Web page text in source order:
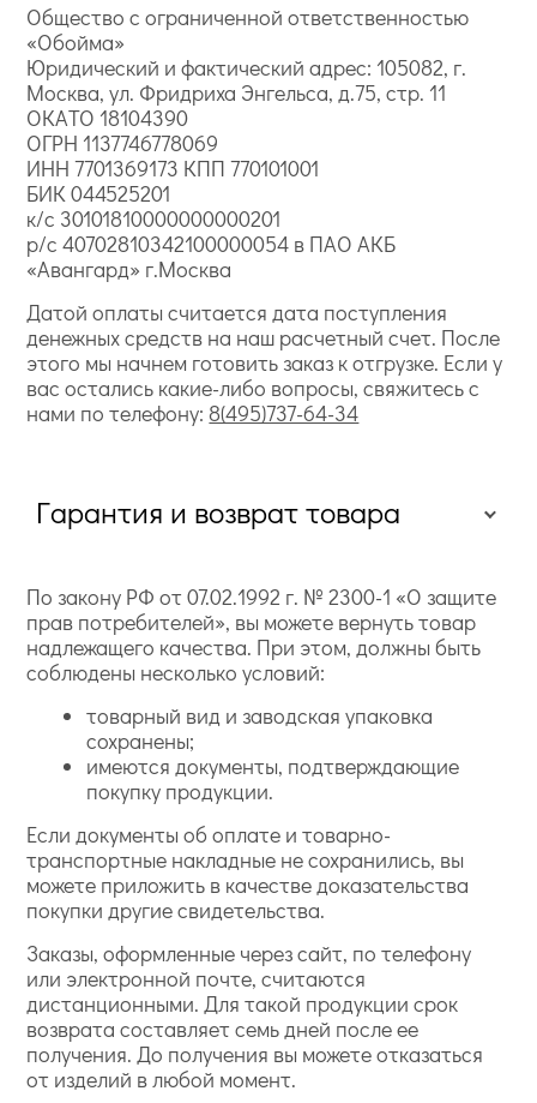
Общество с ограниченной ответственностью
«Обойма»
Юридический и фактический адрес: 105082, г.
Москва, ул. Фридриха Энгельса, д.75, стр. 11
ОКАТО 18104390
ОГРН 1137746778069
ИНН 7701369173 КПП 770101001
БИК 044525201
к/с 30101810000000000201
р/с 40702810342100000054 в ПАО АКБ
«Авангард» г.Москва
Датой оплаты считается дата поступления
денежных средств на наш расчетный счет. После
этого мы начнем готовить заказ к отгрузке. Если у
вас остались какие-либо вопросы, свяжитесь с
нами по телефону: 8(495)737-64-34
Гарантия и возврат товара
По закону РФ от 07.02.1992 г. № 2300-1 «О защите
прав потребителей», вы можете вернуть товар
надлежащего качества. При этом, должны быть
соблюдены несколько условий:
товарный вид и заводская упаковка
сохранены;
имеются документы, подтверждающие
покупку продукции.
Если документы об оплате и товарно-
транспортные накладные не сохранились, вы
можете приложить в качестве доказательства
покупки другие свидетельства.
Заказы, оформленные через сайт, по телефону
или электронной почте, считаются
дистанционными. Для такой продукции срок
возврата составляет семь дней после ее
получения. До получения вы можете отказаться
от изделий в любой момент.